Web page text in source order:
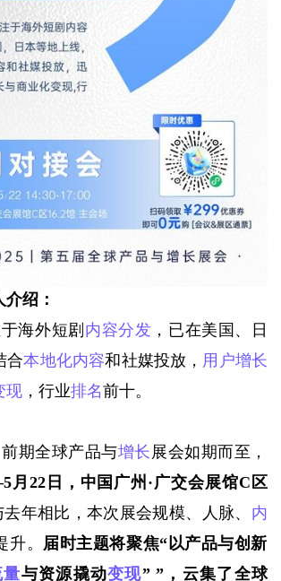
绍：
海外短剧 内容分发 ，已在美国、日
合本地化内容和社媒投放， 用户增长
现 ，行业排名前十。
期全球产品与增长 展会如期而至，
月22日，中国广州·广交会展馆C区
年相比，本次展会规模、人脉、 内
升。 届时主题将聚焦“以产品与创新
量与资源撬动变现” ”，云集了全球